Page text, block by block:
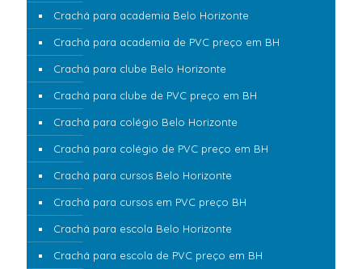
Crachá para academia Belo Horizonte
Crachá para academia de PVC preço em BH
Crachá para clube Belo Horizonte
Crachá para clube de PVC preço em BH
Crachá para colégio Belo Horizonte
Crachá para colégio de PVC preço em BH
Crachá para cursos Belo Horizonte
Crachá para cursos em PVC preço BH
Crachá para escola Belo Horizonte
Crachá para escola de PVC preço em BH